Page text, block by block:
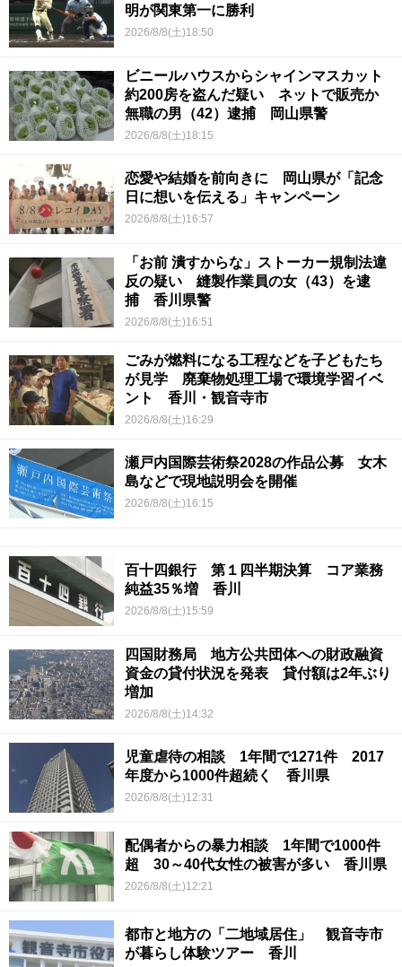
明が関東第一に勝利
2026/8/8(土)18:50
ビニールハウスからシャインマスカット
約200房を盗んだ疑い ネットで販売か
無職の男（42）逮捕 岡山県警
2026/8/8(土)18:15
恋愛や結婚を前向きに 岡山県が「記念
日に想いを伝える」キャンペーン
2026/8/8(土)16:57
「お前 潰すからな」ストーカー規制法違
反の疑い 縫製作業員の女（43）を逮
捕 香川県警
2026/8/8(土)16:51
ごみが燃料になる工程などを子どもたち
が見学 廃棄物処理工場で環境学習イベ
ント 香川・観音寺市
2026/8/8(土)16:29
瀬戸内国際芸術祭2028の作品公募 女木
島などで現地説明会を開催
2026/8/8(土)16:15
百十四銀行 第１四半期決算 コア業務
純益35％増 香川
2026/8/8(土)15:59
四国財務局 地方公共団体への財政融資
資金の貸付状況を発表 貸付額は2年ぶり
増加
2026/8/8(土)14:32
児童虐待の相談 1年間で1271件 2017
年度から1000件超続く 香川県
2026/8/8(土)12:31
配偶者からの暴力相談 1年間で1000件
超 30～40代女性の被害が多い 香川県
2026/8/8(土)12:21
都市と地方の「二地域居住」 観音寺市
が暮らし体験ツアー 香川